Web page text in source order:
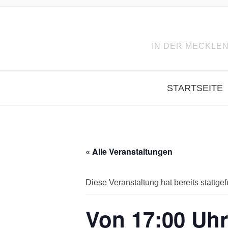
IN DER
STARTSEITE
« Alle Veranstaltungen
Diese Veranstaltung hat bereits
Von 17:00